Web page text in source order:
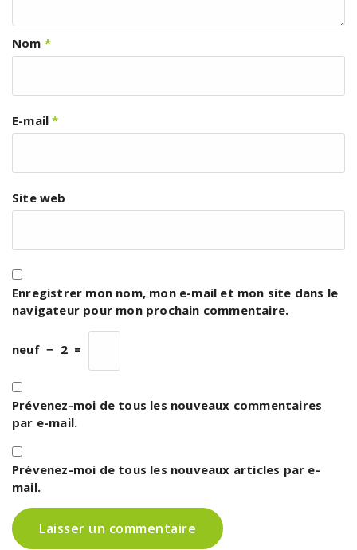
Nom *
E-mail*
Site web
Enregistrer mon nom, mon e-mail et mon site dans le
navigateur pour mon prochain commentaire.
neuf − 2 =
Prévenez-moi de tous les nouveaux commentaires
par e-mail.
Prévenez-moi de tous les nouveaux articles par e-
mail.